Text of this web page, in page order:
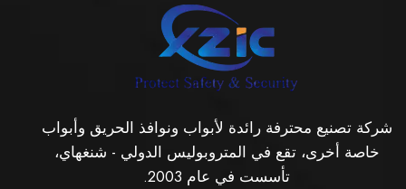
شركة تصنيع محترفة رائدة لأبواب ونوافذ الحريق وأبواب
خاصة أخرى، تقع في المتروبوليس الدولي - شنغهاي،
تأسست في عام 2003.